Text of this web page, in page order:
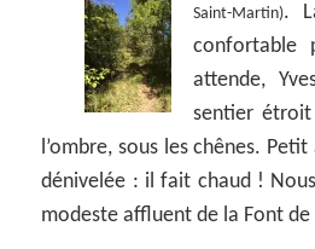
Saint-Martin).
confortable
attende,
sentier
l’ombre, sous les chênes.
dénivelée : il fait chaud !
modeste affluent de la Font de